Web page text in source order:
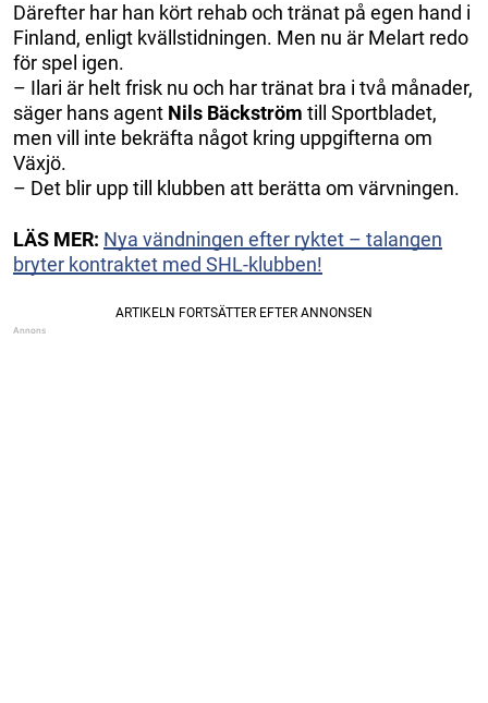
Därefter har han kört rehab och tränat på egen hand i
Finland, enligt kvällstidningen. Men nu är Melart redo
för spel igen.
– Ilari är helt frisk nu och har tränat bra i två månader,
säger hans agent Nils Bäckström till Sportbladet,
men vill inte bekräfta något kring uppgifterna om
Växjö.
– Det blir upp till klubben att berätta om värvningen.
LÄS MER: Nya vändningen efter ryktet – talangen
bryter kontraktet med SHL-klubben!